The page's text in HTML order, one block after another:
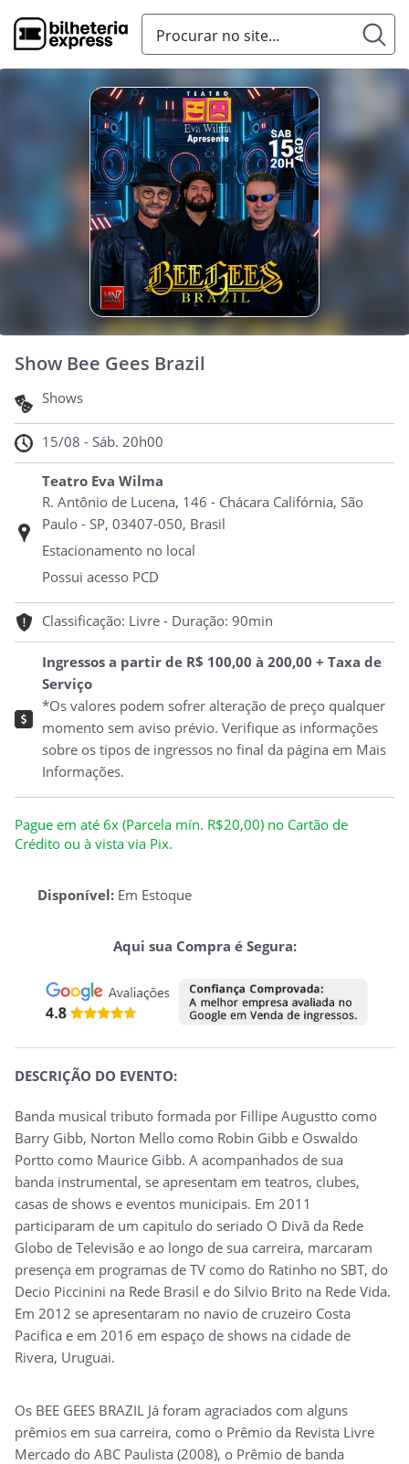
Show Bee Gees Brazil
Shows
15/08 - Sáb. 20h00
Teatro Eva Wilma
R. Antônio de Lucena, 146 - Chácara Califórnia, São
Paulo - SP, 03407-050, Brasil
Estacionamento no local
Possui acesso PCD
Classificação: Livre - Duração: 90min
Ingressos a partir de R$ 100,00 à 200,00 + Taxa de
Serviço
*Os valores podem sofrer alteração de preço qualquer
momento sem aviso prévio. Verifique as informações
sobre os tipos de ingressos no final da página em Mais
Informações.
Pague em até 6x (Parcela mín. R$20,00) no Cartão de
Crédito ou à vista via Pix.
Disponível: Em Estoque
Aqui sua Compra é Segura:
DESCRIÇÃO DO EVENTO:
Banda musical tributo formada por Fillipe Augustto como
Barry Gibb, Norton Mello como Robin Gibb e Oswaldo
Portto como Maurice Gibb. A acompanhados de sua
banda instrumental, se apresentam em teatros, clubes,
casas de shows e eventos municipais. Em 2011
participaram de um capitulo do seriado O Divã da Rede
Globo de Televisão e ao longo de sua carreira, marcaram
presença em programas de TV como do Ratinho no SBT, do
Decio Piccinini na Rede Brasil e do Silvio Brito na Rede Vida.
Em 2012 se apresentaram no navio de cruzeiro Costa
Pacifica e em 2016 em espaço de shows na cidade de
Rivera, Uruguai.
Os BEE GEES BRAZIL Já foram agraciados com alguns
prêmios em sua carreira, como o Prêmio da Revista Livre
Mercado do ABC Paulista (2008), o Prêmio de banda